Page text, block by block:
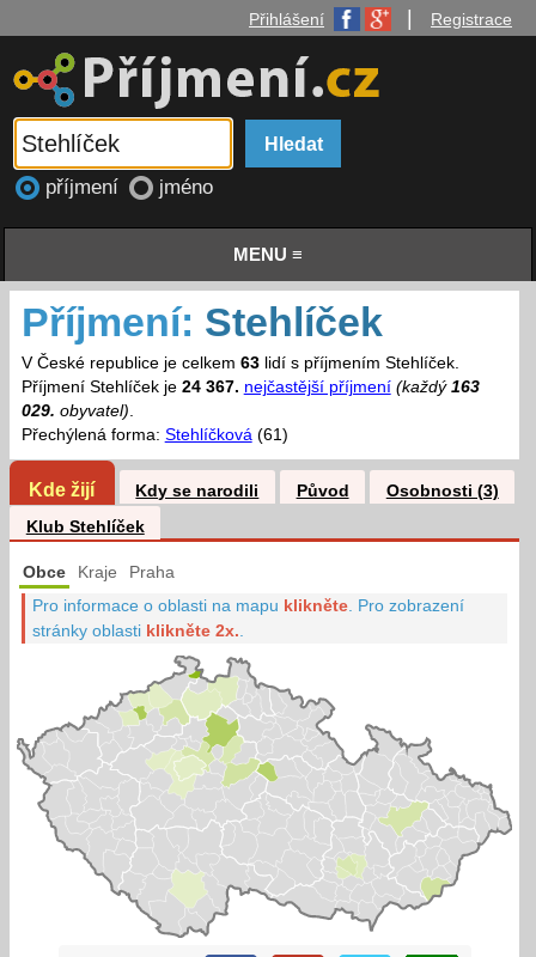
Přihlášení Registrace
příjmení jméno
MENU ≡
Příjmení: Stehlíček
V České republice je celkem 63lidí s příjmením Stehlíček.
Příjmení Stehlíček je 24 367. nejčastější příjmení (každý 163
029. obyvatel).
Přechýlená forma: Stehlíčková(61)
Kde žijí Kdy se narodili Původ
Osobnosti (3)
Klub Stehlíček
Obce Kraje Praha
Pro informace o oblasti na mapu klikněte Pro zobrazení
stránky oblasti klikněte 2x.